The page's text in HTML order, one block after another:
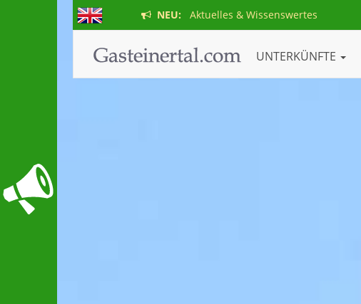
NEU: Aktuelles & Wissenswertes
UNTERKÜNFTE